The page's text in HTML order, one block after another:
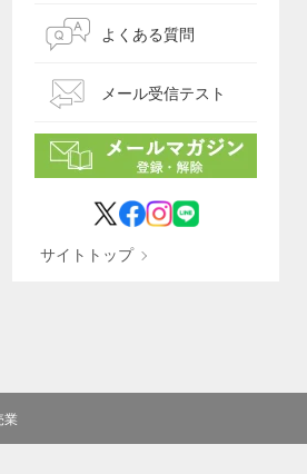
よくある質問
メール受信テスト
サイトトップ
業